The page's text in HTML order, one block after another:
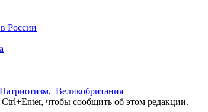
России
Патриотизм, Великобритания
чтобы сообщить об этом редакции.